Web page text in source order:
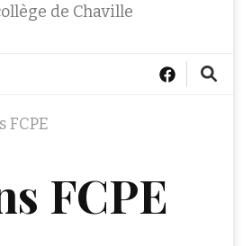
de Chaville
FCPE
FCPE